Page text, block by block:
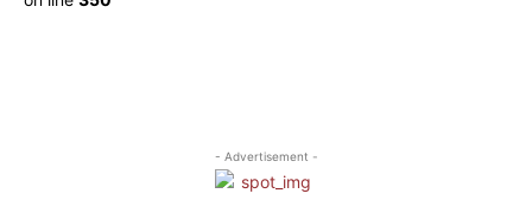
- Advertisement -